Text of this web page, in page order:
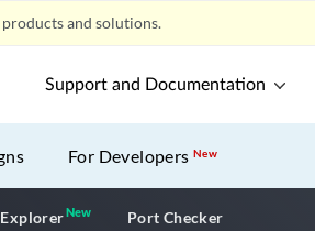
and solutions.
Support and Documentation
For DevelopersNew
NewNew application
Port Checker